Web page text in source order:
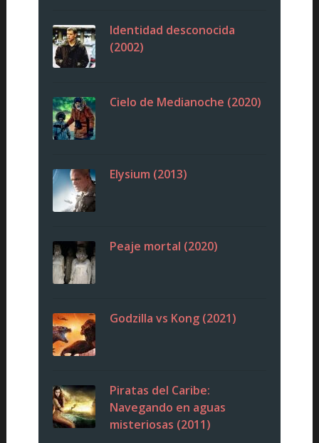
Identidad desconocida
(2002)
Cielo de Medianoche (2020)
Elysium (2013)
Peaje mortal (2020)
Godzilla vs Kong (2021)
Piratas del Caribe:
Navegando en aguas
misteriosas (2011)